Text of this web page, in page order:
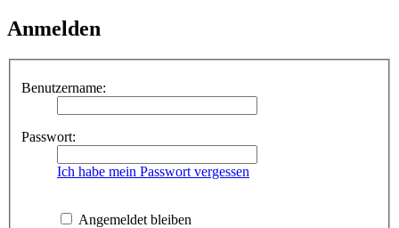
Anmelden
Benutzername:
Passwort:
Ich habe mein Passwort vergessen
Angemeldet bleiben